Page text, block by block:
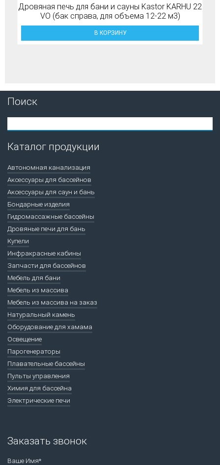
Дровяная печь для бани и сауны Kastor KARHU 22
VO (бак справа, для объема 12-22 м3)
В КОРЗИНУ
Поиск
Каталог продукции
Автономная канализация
Аксессуары для бассейнов
Аксессуары для саун и бань
Бондарные изделия
Гидромассажные бассейны
Дровяные печи для бань
Купели
Инфракрасные кабины
Запчасти для бассейнов
Мебель для бани
Мебель из массива
Мебель из массива на заказ
Натуральный камень
Оборудование для хамама
Освещение
Парогенераторы
Плавательные бассейны
Пульты управления
Химия для бассейна
Электрические печи
Заказать звонок
Ваше Имя*